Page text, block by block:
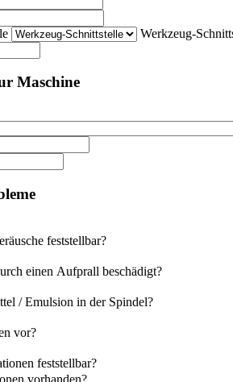
Werkzeug-
Maschine
feststellbar?
einen Aufprall beschädigt?
/ Emulsion in der Spindel?
vor?
feststellbar?